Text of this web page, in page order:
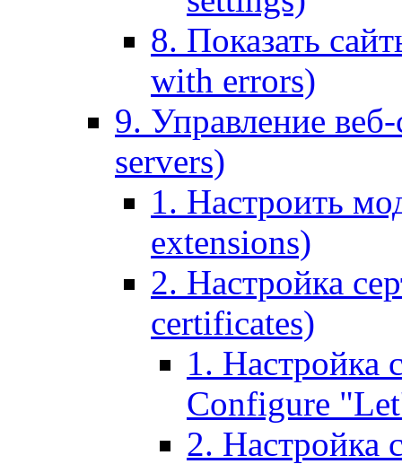
8. Показать
with errors)
9. Управление
servers)
1. Настроить
extensions)
2. Настройка
certificates)
1. Настройка
Configure
2. Настройка